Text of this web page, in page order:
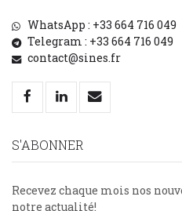
WhatsApp : +33 664 716 049
Telegram : +33 664 716 049
contact@sines.fr
S'ABONNER
Recevez chaque mois nos
notre actualité!